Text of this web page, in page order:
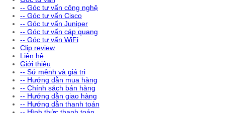
-- Góc tư vấn công nghệ
-- Góc tư vấn Cisco
-- Góc tư vấn Juniper
-- Góc tư vấn cáp quang
-- Góc tư vấn WiFi
Clip review
Liên hệ
Giới thiệu
-- Sứ mệnh và giá trị
-- Hướng dẫn mua hàng
-- Chính sách bán hàng
-- Hướng dẫn giao hàng
-- Hướng dẫn thanh toán